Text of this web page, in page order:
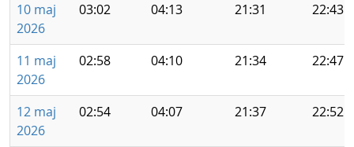
10 maj
2026
03:02 04:13 21:31 22:43
11 maj
2026
02:58 04:10 21:34 22:47
12 maj
2026
02:54 04:07 21:37 22:52